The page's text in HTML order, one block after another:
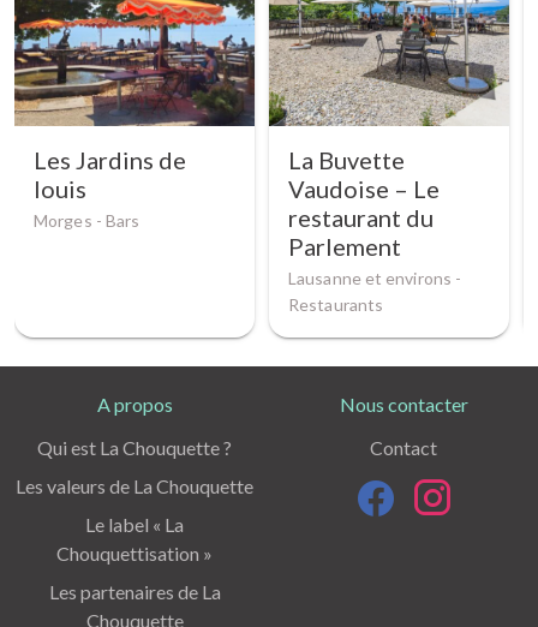
Les Jardins de
louis
Morges - Bars
La Buvette
Vaudoise – Le
restaurant du
Parlement
Lausanne et environs -
Restaurants
A propos
Qui est La Chouquette ?
Les valeurs de La Chouquette
Le label « La
Chouquettisation »
Les partenaires de La
Chouquette
Nous contacter
Contact